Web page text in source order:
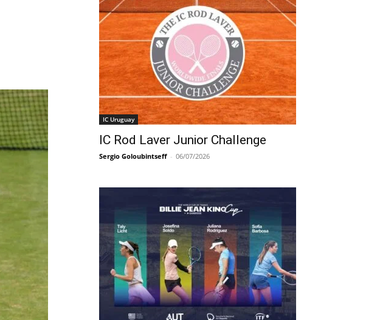
IC Uruguay
IC Rod Laver Junior Challenge
Sergio Goloubintseff - 06/07/2026